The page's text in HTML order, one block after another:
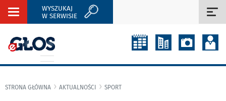
Rozwiń
WYSZUKAJ
W SERWISIE
STRONA GŁÓWNA AKTUALNOŚCI SPORT